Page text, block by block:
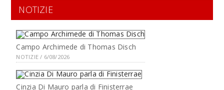
NOTIZIE
Campo Archimede di Thomas Disch
NOTIZIE / 6/08/2026
Cinzia Di Mauro parla di Finisterrae